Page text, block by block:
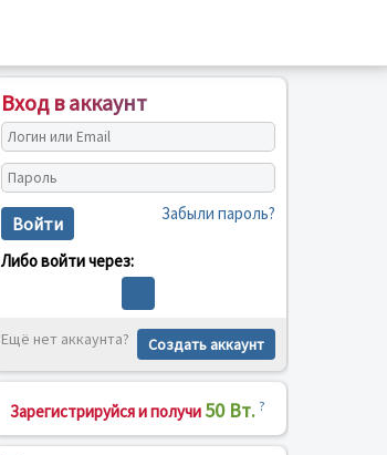
Вход в аккаунт
Войти Забыли пароль?
Либо войти через:
Ещё нет аккаунта? Создать аккаунт
Зарегистрируйся и получи 50 Вт. ?